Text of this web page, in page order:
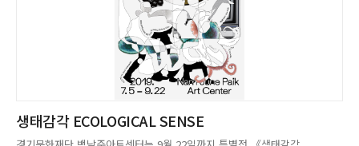
생태감각 ECOLOGICAL SENSE